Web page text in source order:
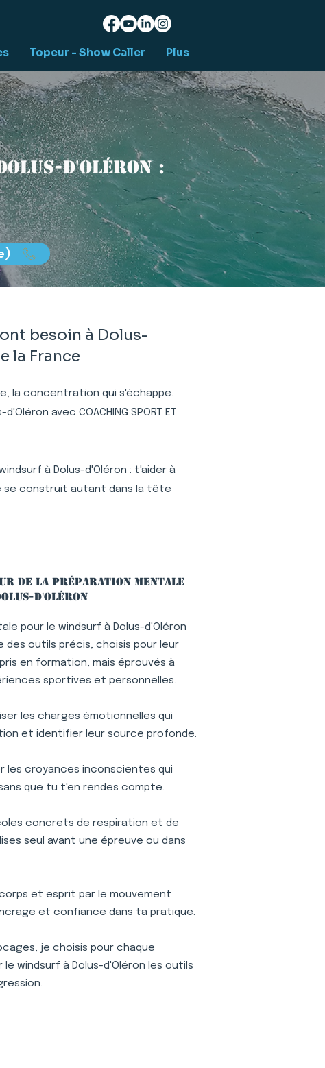
Topeur - Show Caller Plus
d'Oléron :
besoin à Dolus-
la France
la concentration qui s'échappe.
avec COACHING SPORT ET
à Dolus-d'Oléron : t'aider à
se construit autant dans la tête
de la préparation mentale
d'Oléron
pour le windsurf à Dolus-d'Oléron
des outils précis, choisis pour leur
en formation, mais éprouvés à
sportives et personnelles.
les charges émotionnelles qui
et identifier leur source profonde.
les croyances inconscientes qui
que tu t'en rendes compte.
concrets de respiration et de
seul avant une épreuve ou dans
et esprit par le mouvement
et confiance dans ta pratique.
je choisis pour chaque
windsurf à Dolus-d'Oléron les outils